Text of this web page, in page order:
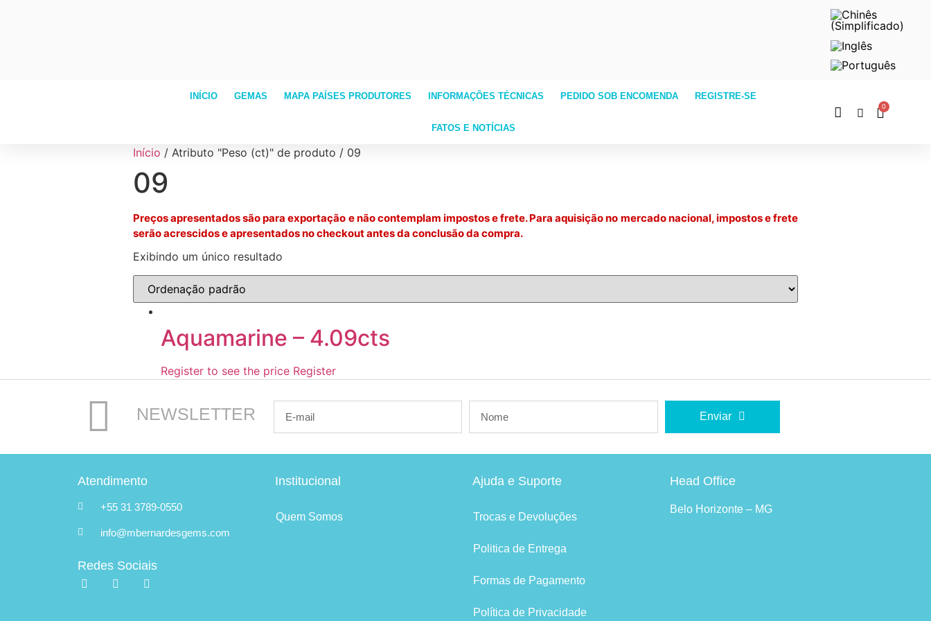
INÍCIO GEMAS MAPA PAÍSES PRODUTORES INFORMAÇÕES TÉCNICAS PEDIDO SOB ENCOMENDA REGISTRE-SE
FATOS E NOTÍCIAS
Início / Atributo "Peso (ct)" de produto / 09
09
Preços apresentados são para exportação e não contemplam impostos e frete. Para aquisição no mercado nacional, impostos e frete
serão acrescidos e apresentados no checkout antes da conclusão da compra.
Exibindo um único resultado
Aquamarine – 4.09cts
Register to see the price Register
NEWSLETTER Enviar
Atendimento
+55 31 3789-0550
info@mbernardesgems.com
Redes Sociais
Institucional
Quem Somos
Ajuda e Suporte
Trocas e Devoluções
Politica de Entrega
Formas de Pagamento
Política de Privacidade
Head Office
Belo Horizonte – MG